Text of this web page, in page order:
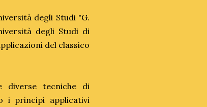
degli Studi "G.
degli Studi di
del classico
diverse tecniche di
i principi applicativi